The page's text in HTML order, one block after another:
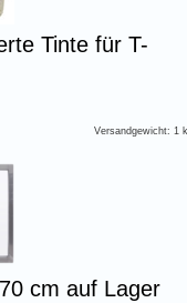
Tinte für T-
Versandgewicht: 1
cm auf Lager